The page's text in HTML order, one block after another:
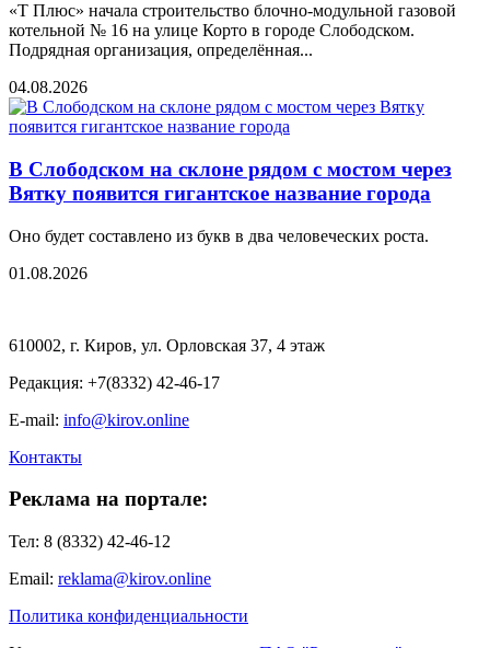
«Т Плюс» начала строительство блочно-модульной газовой
котельной № 16 на улице Корто в городе Слободском.
Подрядная организация, определённая...
04.08.2026
В Слободском на склоне рядом с мостом через
Вятку появится гигантское название города
Оно будет составлено из букв в два человеческих роста.
01.08.2026
610002, г. Киров, ул. Орловская 37, 4 этаж
Редакция: +7(8332) 42-46-17
E-mail: info@kirov.online
Контакты
Реклама на портале:
Тел: 8 (8332) 42-46-12
Email: reklama@kirov.online
Политика конфиденциальности